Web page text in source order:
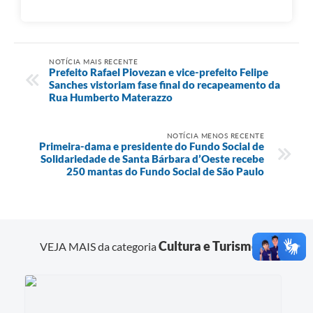
NOTÍCIA MAIS RECENTE
Prefeito Rafael Piovezan e vice-prefeito Felipe
Sanches vistoriam fase final do recapeamento da
Rua Humberto Materazzo
NOTÍCIA MENOS RECENTE
Primeira-dama e presidente do Fundo Social de
Solidariedade de Santa Bárbara d’Oeste recebe
250 mantas do Fundo Social de São Paulo
VEJA MAIS da categoriaCultura e Turismo